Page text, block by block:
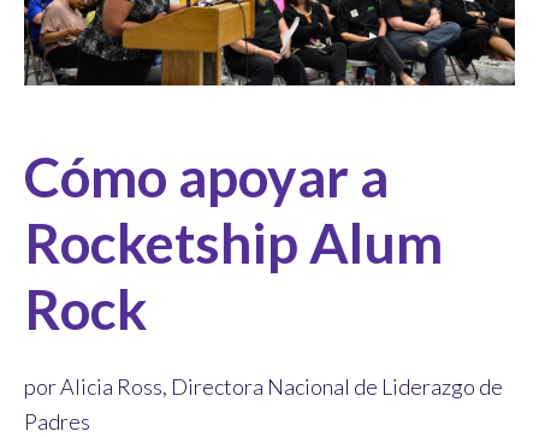
Cómo apoyar a
Rocketship Alum
Rock
por Alicia Ross, Directora Nacional de Liderazgo de
Padres